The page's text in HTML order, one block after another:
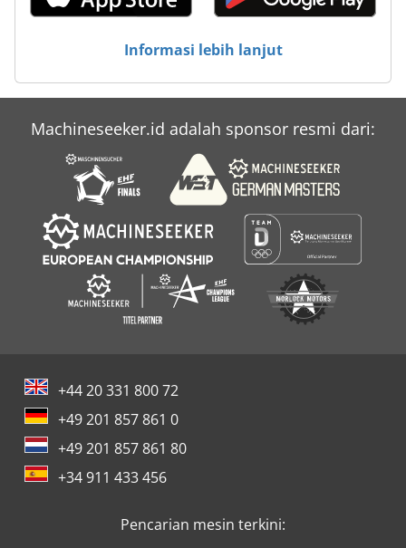
Informasi lebih lanjut
Machineseeker.id adalah sponsor resmi dari:
+44 20 331 800 72
+49 201 857 861 0
+49 201 857 861 80
+34 911 433 456
Pencarian mesin terkini: